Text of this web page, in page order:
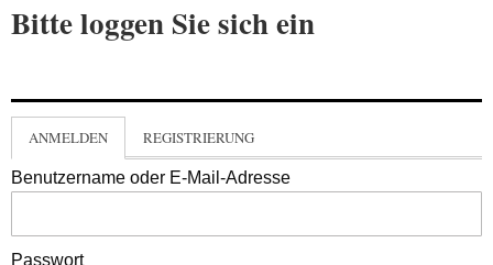
Bitte loggen Sie sich ein
ANMELDEN REGISTRIERUNG
Benutzername oder E-Mail-Adresse
Passwort